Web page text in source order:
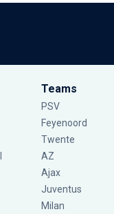
Teams
PSV
Feyenoord
Twente
AZ
Ajax
Juventus
Milan